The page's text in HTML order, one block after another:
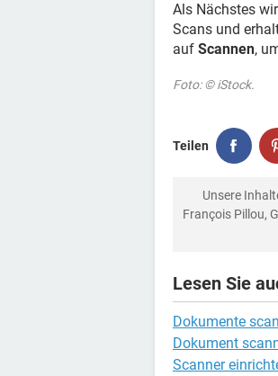
Als Nächstes
Scans und
auf Scannen,
Foto: © iStock.
Teilen
Unsere
François Pillou,
Lesen Sie
Dokumente
Dokument
Scanner